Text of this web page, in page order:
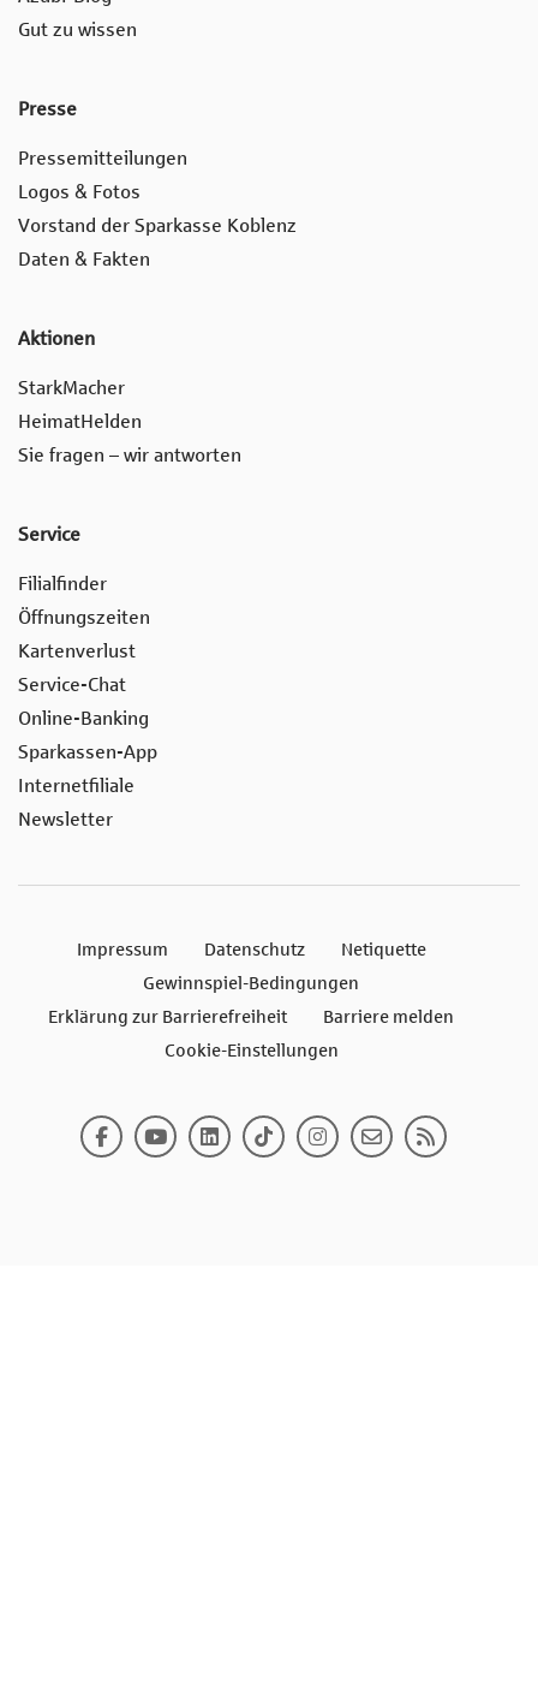
Gut zu wissen
Presse
Pressemitteilungen
Logos & Fotos
Vorstand der Sparkasse Koblenz
Daten & Fakten
Aktionen
StarkMacher
HeimatHelden
Sie fragen – wir antworten
Service
Filialfinder
Öffnungszeiten
Kartenverlust
Service-Chat
Online-Banking
Sparkassen-App
Internetfiliale
Newsletter
Impressum Datenschutz
Netiquette
Gewinnspiel-Bedingungen
Erklärung zur Barrierefreiheit
Barriere melden
Cookie-Einstellungen